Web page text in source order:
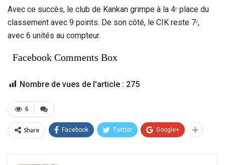
Avec ce succès, le club de Kankan grimpe à la 4ᵉ place du
classement avec 9 points. De son côté, le CIK reste 7ᵉ,
avec 6 unités au compteur.
Facebook Comments Box
Nombre de vues de l'article : 275
6
Share Facebook Twitter Google+